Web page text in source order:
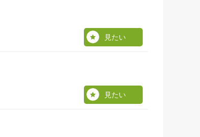
見たい
見たい